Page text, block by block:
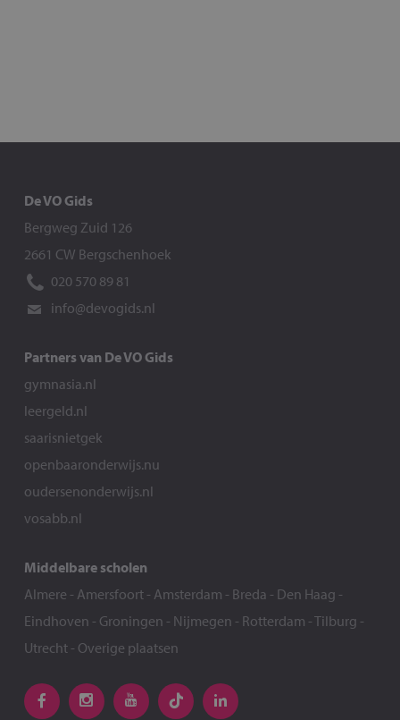
De VO Gids
Bergweg Zuid 126
2661 CW Bergschenhoek
020 570 89 81
info@devogids.nl
Partners van De VO Gids
gymnasia.nl
leergeld.nl
saarisnietgek
openbaaronderwijs.nu
oudersenonderwijs.nl
vosabb.nl
Middelbare scholen
Almere - Amersfoort- Amsterdam - Breda - Den Haag -
Eindhoven - Groningen - Nijmegen - Rotterdam -Tilburg -
Utrecht- Overige plaatsen